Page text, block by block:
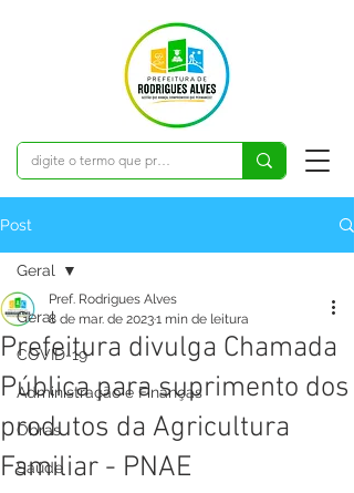
Post
Geral
COVID-19
Administração e Finanças
Obras
Saúde
Geral
Prefeitura divulga Chamada
Pública para suprimento dos
produtos da Agricultura
Familiar - PNAE
Pref. Rodrigues Alves
8 de mar. de 20231 min de leitura